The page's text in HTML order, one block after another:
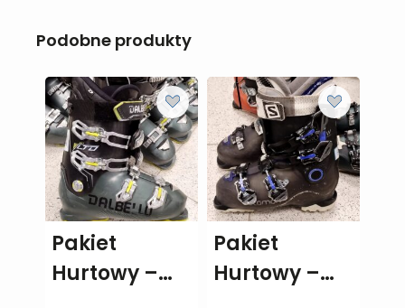
Podobne produkty
Pakiet
Hurtowy –
Pakiet
Hurtowy –